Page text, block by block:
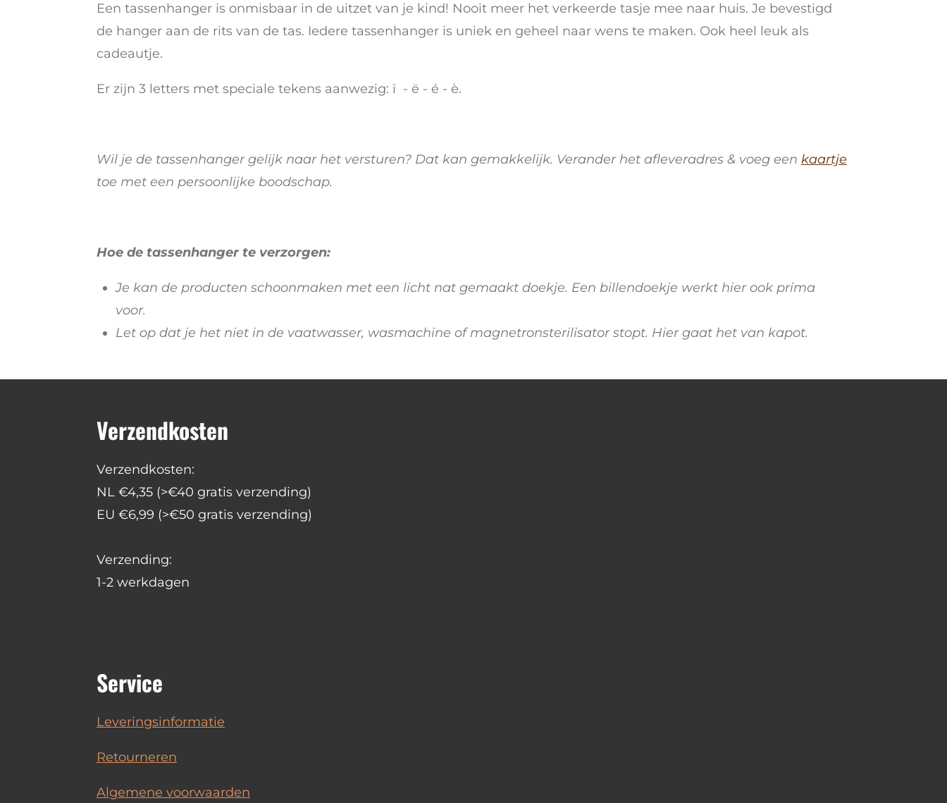
Een tassenhanger is onmisbaar in de uitzet van je kind! Nooit meer het verkeerde tasje mee naar huis. Je bevestigd
de hanger aan de rits van de tas. Iedere tassenhanger is uniek en geheel naar wens te maken. Ook heel leuk als
cadeautje.
Er zijn 3 letters met speciale tekens aanwezig: ï - ë - é - è.
Wil je de tassenhanger gelijk naar het versturen? Dat kan gemakkelijk. Verander het afleveradres & voeg een kaartje
toe met een persoonlijke boodschap.
Hoe de tassenhanger te verzorgen:
Je kan de producten schoonmaken met een licht nat gemaakt doekje. Een billendoekje werkt hier ook prima
voor.
Let op dat je het niet in de vaatwasser, wasmachine of magnetronsterilisator stopt. Hier gaat het van kapot.
Verzendkosten
Verzendkosten:
NL €4,35 (>€40 gratis verzending)
EU €6,99 (>€50 gratis verzending)
Verzending:
1-2 werkdagen
Service
Leveringsinformatie
Retourneren
Algemene voorwaarden